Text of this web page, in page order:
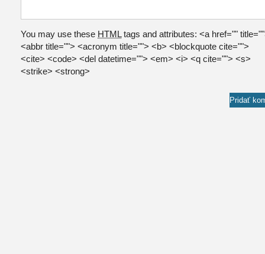
You may use these HTMLtags and attributes: <a href=""
<abbr title=""> <acronym title=""> <b> <blockquote cite="">
<cite> <code> <del datetime=""> <em> <i> <q cite=""> <s>
<strike> <strong>